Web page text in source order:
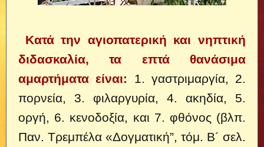
Κατά την αγιοπατερική και νηπτική
διδασκαλία, τα επτά θανάσιμα
αμαρτήματα είναι: 1. γαστριμαργία, 2.
πορνεία, 3. φιλαργυρία, 4. ακηδία, 5.
οργή, 6. κενοδοξία, και 7. φθόνος (βλπ.
Παν. Τρεμπέλα «Δογματική”, τόμ. Β´ σελ.